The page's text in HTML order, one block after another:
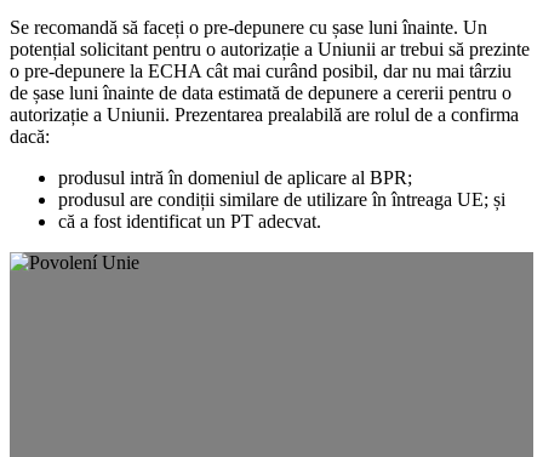
Se recomandă să faceți o pre-depunere cu șase luni înainte. Un
potențial solicitant pentru o autorizație a Uniunii ar trebui să prezinte
o pre-depunere la ECHA cât mai curând posibil, dar nu mai târziu
de șase luni înainte de data estimată de depunere a cererii pentru o
autorizație a Uniunii. Prezentarea prealabilă are rolul de a confirma
dacă:
produsul intră în domeniul de aplicare al BPR;
produsul are condiții similare de utilizare în întreaga UE; și
că a fost identificat un PT adecvat.